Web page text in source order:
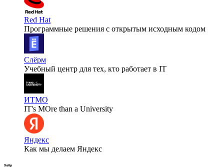
Red Hat
Программные решения с открытым исходным кодом
Слёрм
Учебный центр для тех, кто работает в IT
ИТМО
IT's MOre than a University
Яндекс
Как мы делаем Яндекс